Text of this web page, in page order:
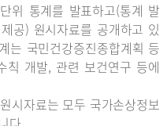
위 통계를 발표하고(통계 발
공) 원시자료를 공개하고 있
는 국민건강증진종합계획 등
칙 개발, 관련 보건연구 등에
시자료는 모두 국가손상정보